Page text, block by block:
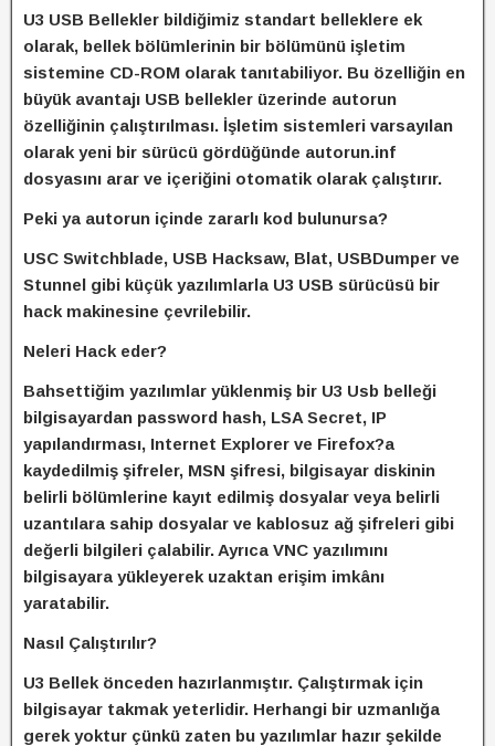
U3 USB Bellekler bildiğimiz standart belleklere ek
olarak, bellek bölümlerinin bir bölümünü işletim
sistemine CD-ROM olarak tanıtabiliyor. Bu özelliğin en
büyük avantajı USB bellekler üzerinde autorun
özelliğinin çalıştırılması. İşletim sistemleri varsayılan
olarak yeni bir sürücü gördüğünde autorun.inf
dosyasını arar ve içeriğini otomatik olarak çalıştırır.
Peki ya autorun içinde zararlı kod bulunursa?
USC Switchblade, USB Hacksaw, Blat, USBDumper ve
Stunnel gibi küçük yazılımlarla U3 USB sürücüsü bir
hack makinesine çevrilebilir.
Neleri Hack eder?
Bahsettiğim yazılımlar yüklenmiş bir U3 Usb belleği
bilgisayardan password hash, LSA Secret, IP
yapılandırması, Internet Explorer ve Firefox?a
kaydedilmiş şifreler, MSN şifresi, bilgisayar diskinin
belirli bölümlerine kayıt edilmiş dosyalar veya belirli
uzantılara sahip dosyalar ve kablosuz ağ şifreleri gibi
değerli bilgileri çalabilir. Ayrıca VNC yazılımını
bilgisayara yükleyerek uzaktan erişim imkânı
yaratabilir.
Nasıl Çalıştırılır?
U3 Bellek önceden hazırlanmıştır. Çalıştırmak için
bilgisayar takmak yeterlidir. Herhangi bir uzmanlığa
gerek yoktur çünkü zaten bu yazılımlar hazır şekilde